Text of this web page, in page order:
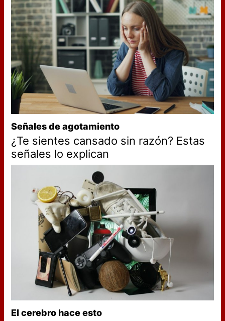
Señales de agotamiento
¿Te sientes cansado sin razón? Estas
señales lo explican
El cerebro hace esto